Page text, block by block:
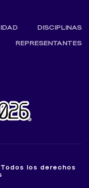
DISCIPLINAS
REPRESENTANTES
Todos los derechos